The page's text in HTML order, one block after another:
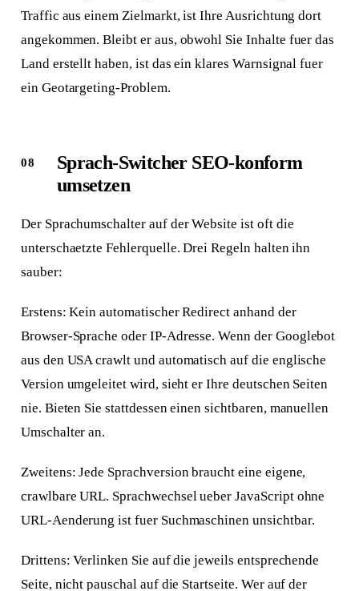
Traffic aus einem Zielmarkt, ist Ihre Ausrichtung dort
angekommen. Bleibt er aus, obwohl Sie Inhalte fuer das
Land erstellt haben, ist das ein klares Warnsignal fuer
ein Geotargeting-Problem.
Sprach-Switcher SEO-konform
umsetzen
Der Sprachumschalter auf der Website ist oft die
unterschaetzte Fehlerquelle. Drei Regeln halten ihn
sauber:
Erstens: Kein automatischer Redirect anhand der
Browser-Sprache oder IP-Adresse. Wenn der Googlebot
aus den USA crawlt und automatisch auf die englische
Version umgeleitet wird, sieht er Ihre deutschen Seiten
nie. Bieten Sie stattdessen einen sichtbaren, manuellen
Umschalter an.
Zweitens: Jede Sprachversion braucht eine eigene,
crawlbare URL. Sprachwechsel ueber JavaScript ohne
URL-Aenderung ist fuer Suchmaschinen unsichtbar.
Drittens: Verlinken Sie auf die jeweils entsprechende
Seite, nicht pauschal auf die Startseite. Wer auf der